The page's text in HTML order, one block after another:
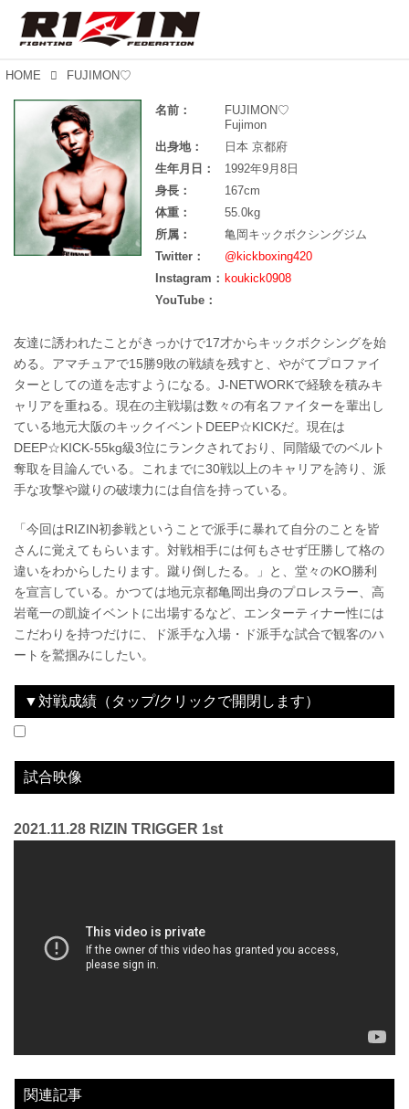
HOME FUJIMON♡
名前：
FUJIMON♡
Fujimon
出身地：
日本 京都府
生年月日：
1992年9月8日
身長：
167cm
体重：
55.0kg
所属：
亀岡キックボクシングジム
Twitter：
@kickboxing420
Instagram： koukick0908
YouTube：
友達に誘われたことがきっかけで17才からキックボクシングを始
める。アマチュアで15勝9敗の戦績を残すと、やがてプロファイ
ターとしての道を志すようになる。J-NETWORKで経験を積みキ
ャリアを重ねる。現在の主戦場は数々の有名ファイターを輩出し
ている地元大阪のキックイベントDEEP☆KICKだ。現在は
DEEP☆KICK-55kg級3位にランクされており、同階級でのベルト
奪取を目論んでいる。これまでに30戦以上のキャリアを誇り、派
手な攻撃や蹴りの破壊力には自信を持っている。
「今回はRIZIN初参戦ということで派手に暴れて自分のことを皆
さんに覚えてもらいます。対戦相手には何もさせず圧勝して格の
違いをわからしたります。蹴り倒したる。」と、堂々のKO勝利
を宣言している。かつては地元京都亀岡出身のプロレスラー、高
岩竜一の凱旋イベントに出場するなど、エンターティナー性には
こだわりを持つだけに、ド派手な入場・ド派手な試合で観客のハ
ートを鷲掴みにしたい。
▼対戦成績（タップ/クリックで開閉します）
試合映像
2021.11.28 RIZIN TRIGGER 1st
関連記事